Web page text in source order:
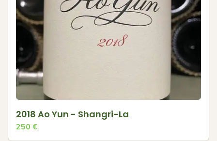
2018 Ao Yun - Shangri-La
250 €